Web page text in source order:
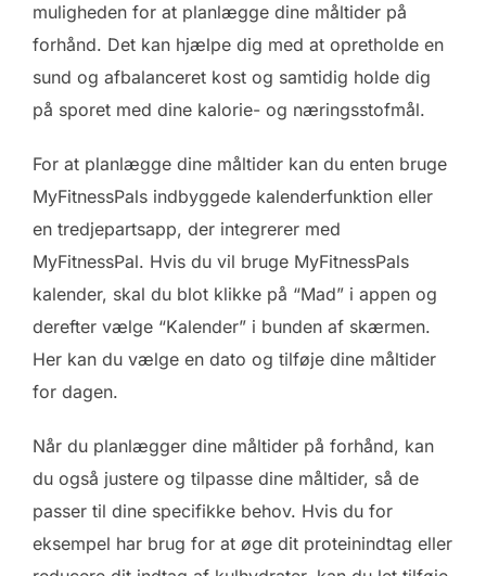
muligheden for at planlægge dine måltider på
forhånd. Det kan hjælpe dig med at opretholde en
sund og afbalanceret kost og samtidig holde dig
på sporet med dine kalorie- og næringsstofmål.
For at planlægge dine måltider kan du enten bruge
MyFitnessPals indbyggede kalenderfunktion eller
en tredjepartsapp, der integrerer med
MyFitnessPal. Hvis du vil bruge MyFitnessPals
kalender, skal du blot klikke på “Mad” i appen og
derefter vælge “Kalender” i bunden af skærmen.
Her kan du vælge en dato og tilføje dine måltider
for dagen.
Når du planlægger dine måltider på forhånd, kan
du også justere og tilpasse dine måltider, så de
passer til dine specifikke behov. Hvis du for
eksempel har brug for at øge dit proteinindtag eller